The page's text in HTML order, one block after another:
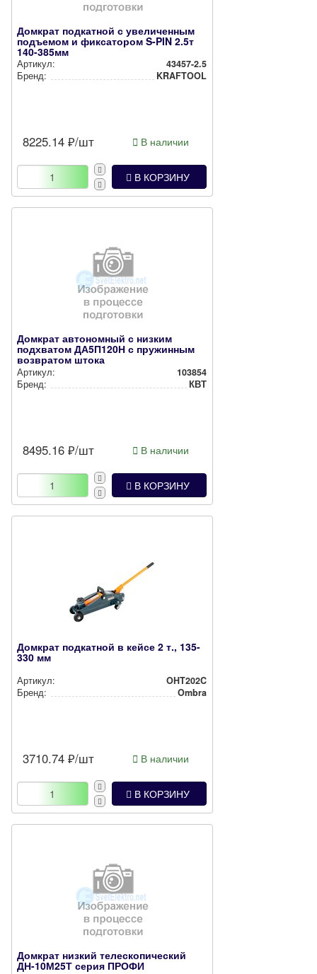
Домкрат подкатной с увеличенным
подъемом и фиксатором S-PIN 2.5т
140-385мм
Артикул:
43457-2.5
Бренд:
KRAFTOOL
8225.14 ₽/шт В наличии
В КОРЗИНУ
Домкрат автономный с низким
подхватом ДА5П120Н с пружинным
возвратом штока
Артикул:
103854
Бренд:
КВТ
8495.16 ₽/шт В наличии
В КОРЗИНУ
Домкрат подкатной в кейсе 2 т., 135-
330 мм
Артикул:
OHT202C
Бренд:
Ombra
3710.74 ₽/шт В наличии
В КОРЗИНУ
Домкрат низкий телескопический
ДН-10М25Т серия ПРОФИ